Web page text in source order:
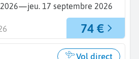
—jeu. 17 septembre 2026
74 €
Vol direct